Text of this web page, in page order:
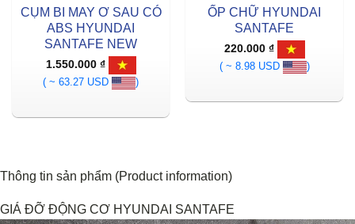
CỤM BI MAY Ơ SAU CÓ
ABS HYUNDAI
SANTAFE NEW
1.550.000 ₫
( ~ 63.27 USD
)
ỐP CHỮ HYUNDAI
SANTAFE
220.000 ₫
( ~ 8.98 USD
)
Thông tin sản phẩm (Product information)
GIÁ ĐỠ ĐỘNG CƠ HYUNDAI SANTAFE